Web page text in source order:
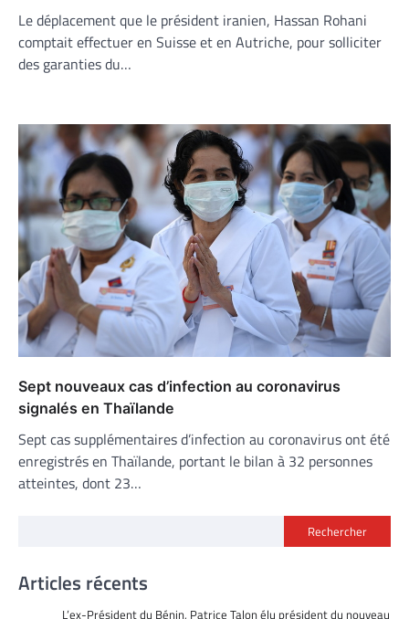
Le déplacement que le président iranien, Hassan Rohani
comptait effectuer en Suisse et en Autriche, pour solliciter
des garanties du…
Sept nouveaux cas d’infection au coronavirus
signalés en Thaïlande
Sept cas supplémentaires d’infection au coronavirus ont été
enregistrés en Thaïlande, portant le bilan à 32 personnes
atteintes, dont 23…
Rechercher
Articles récents
L’ex-Président du Bénin, Patrice Talon élu président du nouveau